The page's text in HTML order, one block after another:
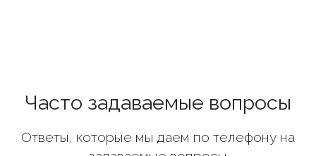
Часто задаваемые вопросы
Ответы, которые мы даем по телефону на